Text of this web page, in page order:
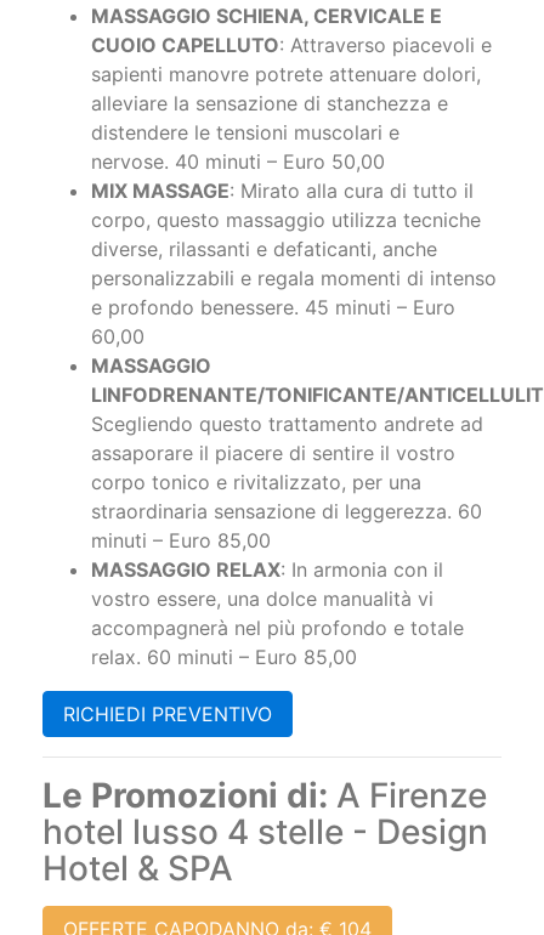
MASSAGGIO SCHIENA, CERVICALE E
CUOIO CAPELLUTO: Attraverso piacevoli e
sapienti manovre potrete attenuare dolori,
alleviare la sensazione di stanchezza e
distendere le tensioni muscolari e
nervose. 40 minuti – Euro 50,00
MIX MASSAGE: Mirato alla cura di tutto il
corpo, questo massaggio utilizza tecniche
diverse, rilassanti e defaticanti, anche
personalizzabili e regala momenti di intenso
e profondo benessere. 45 minuti – Euro
60,00
MASSAGGIO
LINFODRENANTE/TONIFICANTE/
Scegliendo questo trattamento andrete ad
assaporare il piacere di sentire il vostro
corpo tonico e rivitalizzato, per una
straordinaria sensazione di leggerezza. 60
minuti – Euro 85,00
MASSAGGIO RELAX: In armonia con il
vostro essere, una dolce manualità vi
accompagnerà nel più profondo e totale
relax. 60 minuti – Euro 85,00​
RICHIEDI PREVENTIVO
Le Promozioni di: A Firenze
hotel lusso 4 stelle - Design
Hotel & SPA
OFFERTE CAPODANNO da: € 104